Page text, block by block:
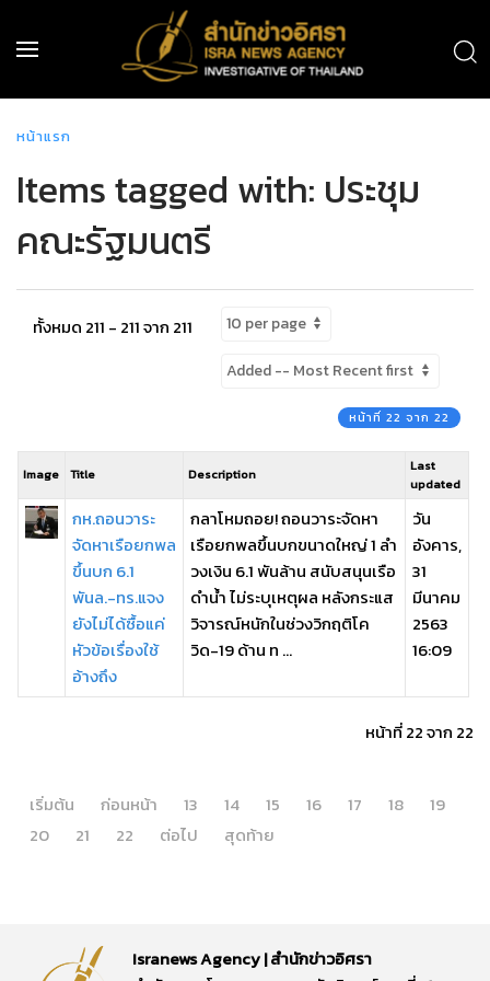
หน้าแรก
Items tagged with: ประชุม
คณะรัฐมนตรี
ทั้งหมด 211 - 211 จาก 211
หน้าที่ 22 จาก 22
Image Title Description
Last
updated
กห.ถอนวาระ
จัดหาเรือยกพล
ขึ้นบก 6.1
พันล.-ทร.แจง
ยังไม่ได้ซื้อแค่
หัวข้อเรื่องใช้
อ้างถึง
กลาโหมถอย! ถอนวาระจัดหา
เรือยกพลขึ้นบกขนาดใหญ่ 1 ลำ
วงเงิน 6.1 พันล้าน สนับสนุนเรือ
ดำน้ำ ไม่ระบุเหตุผล หลังกระแส
วิจารณ์หนักในช่วงวิกฤติโค
วิด-19 ด้าน ท ...
วัน
อังคาร,
31
มีนาคม
2563
16:09
หน้าที่ 22 จาก 22
เริ่มต้น ก่อนหน้า 13 14 15 16 17 18
19
20
21 22 ต่อไป สุดท้าย
Isranews Agency | สำนักข่าวอิศรา